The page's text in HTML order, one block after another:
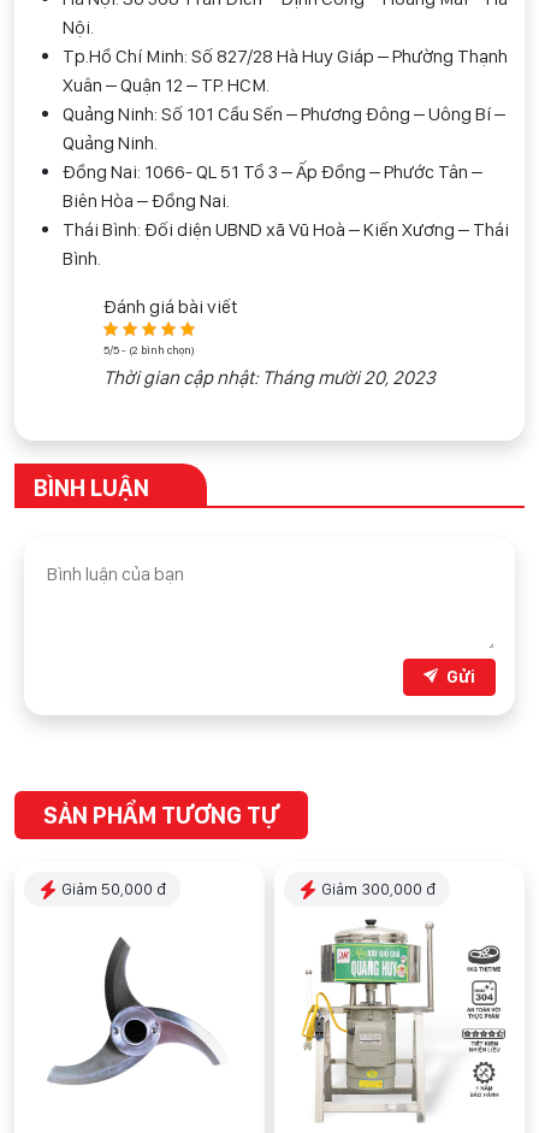
Nội.
Tp.Hồ Chí Minh: Số 827/28 Hà Huy Giáp – Phường Thạnh
Xuân – Quận 12 – TP. HCM.
Quảng Ninh: Số 101 Cầu Sến – Phương Đông – Uông Bí –
Quảng Ninh.
Đồng Nai: 1066- QL 51 Tổ 3 – Ấp Đồng – Phước Tân –
Biên Hòa – Đồng Nai.
Thái Bình: Đối diện UBND xã Vũ Hoà – Kiến Xương – Thái
Bình.
Đánh giá bài viết
5/5 - (2 bình chọn)
Thời gian cập nhật: Tháng mười 20, 2023
BÌNH LUẬN
Gửi
SẢN PHẨM TƯƠNG TỰ
Giảm 50,000 đ Giảm 300,000 đ